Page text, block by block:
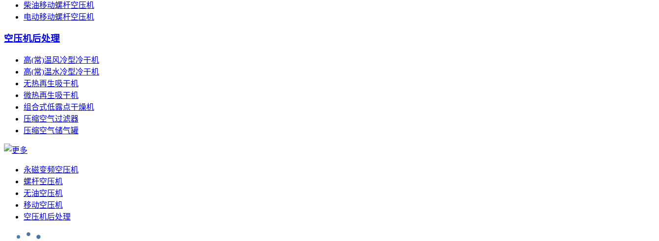
柴油移动螺杆空压机
电动移动螺杆空压机
空压机后处理
高(常)温风冷型冷干机
高(常)温水冷型冷干机
无热再生吸干机
微热再生吸干机
组合式低露点干燥机
压缩空气过滤器
压缩空气储气罐
永磁变频空压机
螺杆空压机
无油空压机
移动空压机
空压机后处理